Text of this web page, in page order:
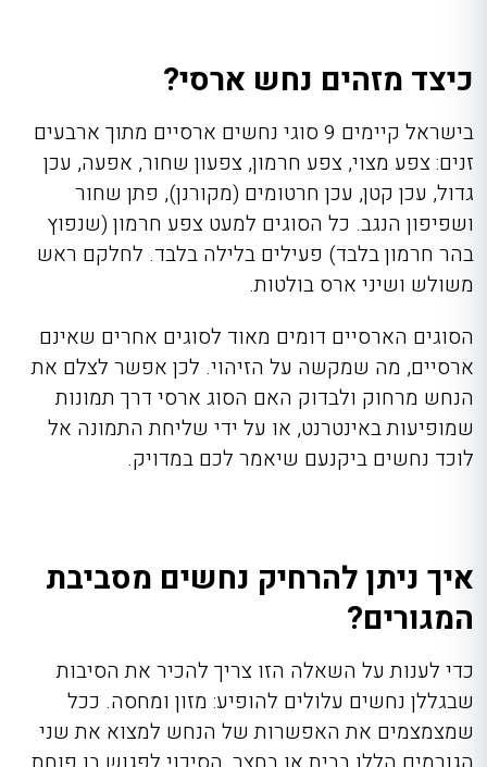
כיצד מזהים נחש ארסי?
בישראל קיימים 9 סוגי נחשים ארסיים מתוך ארבעים
זנים: צפע מצוי, צפע חרמון, צפעון שחור, אפעה, עכן
גדול, עכן קטן, עכן חרטומים (מקורנן), פתן שחור
ושפיפון הנגב. כל הסוגים למעט צפע חרמון (שנפוץ
בהר חרמון בלבד) פעילים בלילה בלבד. לחלקם ראש
משולש ושיני ארס בולטות.
הסוגים הארסיים דומים מאוד לסוגים אחרים שאינם
ארסיים, מה שמקשה על הזיהוי. לכן אפשר לצלם את
הנחש מרחוק ולבדוק האם הסוג ארסי דרך תמונות
שמופיעות באינטרנט, או על ידי שליחת התמונה אל
לוכד נחשים ביקנעם שיאמר לכם במדויק.
איך ניתן להרחיק נחשים מסביבת
המגורים?
כדי לענות על השאלה הזו צריך להכיר את הסיבות
שבגללן נחשים עלולים להופיע: מזון ומחסה. ככל
שמצמצמים את האפשרות של הנחש למצוא את שני